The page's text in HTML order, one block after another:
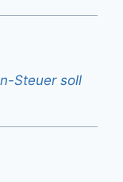
Steuer soll